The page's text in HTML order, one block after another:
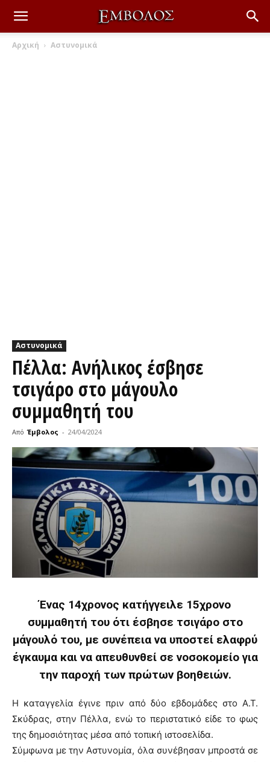
Αρχική Αστυνομικά
Αστυνομικά
Πέλλα: Ανήλικος έσβησε
τσιγάρο στο μάγουλο
συμμαθητή του
Από Έμβολος - 24/04/2024
Ένας 14χρονος κατήγγειλε 15χρονο
συμμαθητή του ότι έσβησε τσιγάρο στο
μάγουλό του, με συνέπεια να υποστεί ελαφρύ
έγκαυμα και να απευθυνθεί σε νοσοκομείο για
την παροχή των πρώτων βοηθειών.
Η καταγγελία έγινε πριν από δύο εβδομάδες στο Α.Τ.
Σκύδρας, στην Πέλλα, ενώ το περιστατικό είδε το φως
της δημοσιότητας μέσα από τοπική ιστοσελίδα.
Σύμφωνα με την Αστυνομία, όλα συνέβησαν μπροστά σε